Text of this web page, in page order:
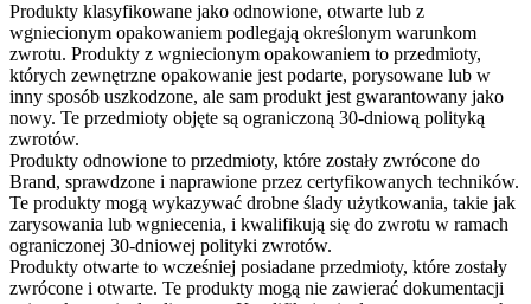
Produkty klasyfikowane jako odnowione, otwarte lub z
wgniecionym opakowaniem podlegają określonym warunkom
zwrotu. Produkty z wgniecionym opakowaniem to przedmioty,
których zewnętrzne opakowanie jest podarte, porysowane lub w
inny sposób uszkodzone, ale sam produkt jest gwarantowany jako
nowy. Te przedmioty objęte są ograniczoną 30-dniową polityką
zwrotów.
Produkty odnowione to przedmioty, które zostały zwrócone do
Brand, sprawdzone i naprawione przez certyfikowanych techników.
Te produkty mogą wykazywać drobne ślady użytkowania, takie jak
zarysowania lub wgniecenia, i kwalifikują się do zwrotu w ramach
ograniczonej 30-dniowej polityki zwrotów.
Produkty otwarte to wcześniej posiadane przedmioty, które zostały
zwrócone i otwarte. Te produkty mogą nie zawierać dokumentacji